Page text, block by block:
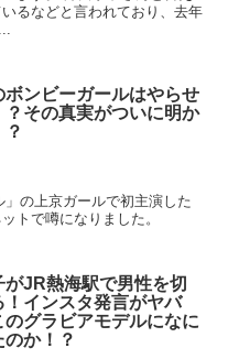
るなどと言われており、去年
ボンビーガールはやらせ
？その真実がついに明か
？
の上京ガールで初主演した
トで噂になりました。
がJR熱海駅で男性を切
！インスタ発言がヤバ
のグラビアモデルになに
か！？